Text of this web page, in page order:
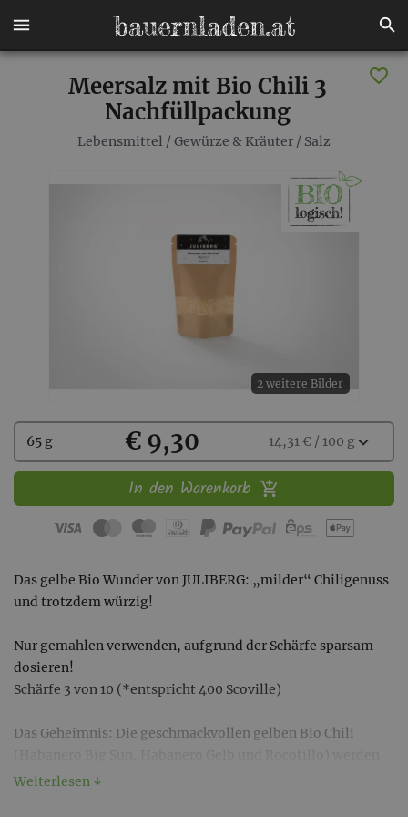
Meersalz mit Bio Chili 3
Nachfüllpackung
Lebensmittel / Gewürze & Kräuter / Salz
2 weitere Bilder
Kaufen
Wählen
Sie
Menge
65 g € 9,30 14,31 € / 100 gexpand_more
In den Warenkorb
Das gelbe Bio Wunder von JULIBERG: „milder“ Chiligenuss
und trotzdem würzig!
Nur gemahlen verwenden, aufgrund der Schärfe sparsam
dosieren!
Schärfe 3 von 10 (*entspricht 400 Scoville)
Das Geheimnis: Die geschmackvollen gelben Bio Chili
in aufwendiger Handarbeit gewaschen, halbiert, sortiert,
Weiterlesen ↓